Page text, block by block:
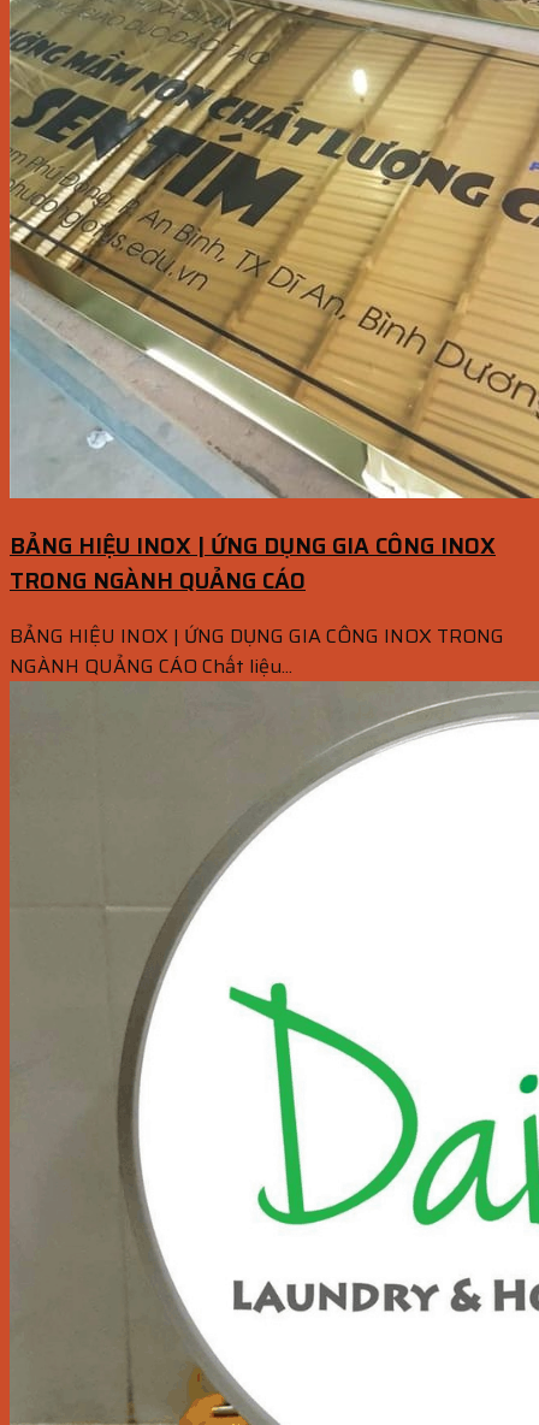
BẢNG HIỆU INOX | ỨNG DỤNG GIA CÔNG INOX
TRONG NGÀNH QUẢNG CÁO
BẢNG HIỆU INOX | ỨNG DỤNG GIA CÔNG INOX TRONG
NGÀNH QUẢNG CÁO Chất liệu...